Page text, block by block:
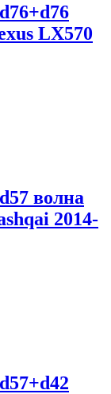
LX570
волна
2014-